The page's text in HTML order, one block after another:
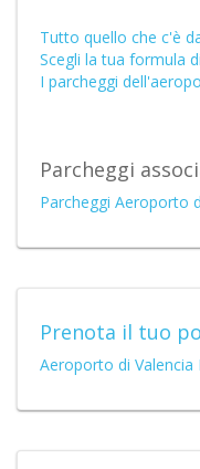
Tutto quello che c'è
Scegli la tua formula
I parcheggi
Parcheggi
Parcheggi Aeroporto
Prenota il tuo
Aeroporto di Valencia